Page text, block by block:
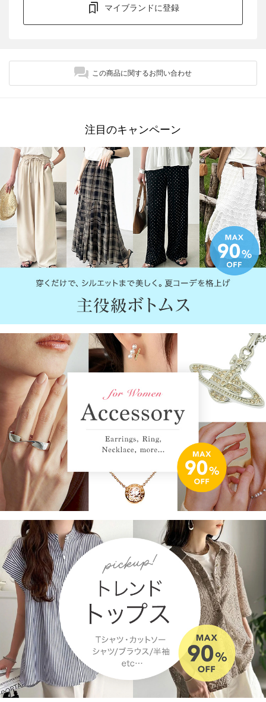
マイブランドに登録
この商品に関するお問い合わせ
注目のキャンペーン